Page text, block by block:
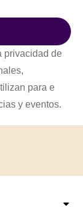
privacidad de
para e
y eventos.